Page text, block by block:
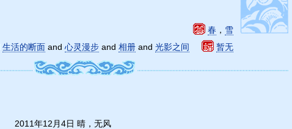
春 ， 雪
暂无
生活的断面 and 心灵漫步 and 相册 and 光影之间
2011年12月4日 晴，无风